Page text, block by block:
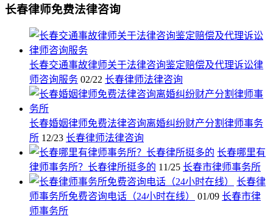
长春律师免费法律咨询
长春交通事故律师关于法律咨询鉴定赔偿及代理诉讼律
师咨询服务 02/22 长春律师法律咨询
长春婚姻律师免费法律咨询离婚纠纷财产分割律师事务
所 12/23 长春律师法律咨询
长春哪里有
律师事务所？长春律所挺多的 11/25 长春市律师事务所
长春律
师事务所免费咨询电话（24小时在线）
01/09 长春市律
师事务所